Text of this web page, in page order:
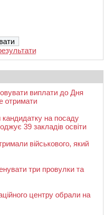
виплати до Дня
отримати
кандидатку на посаду
39 закладів освіти
військового, який
три провулки та
центру обрали на